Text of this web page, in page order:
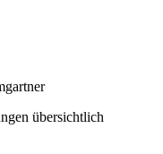
übersichtlich